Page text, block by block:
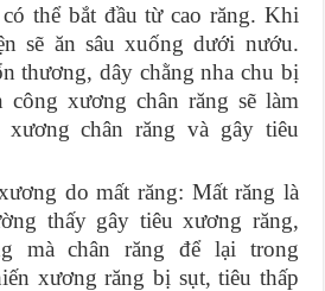
thể bắt đầu từ cao răng. Khi
sẽ ăn sâu xuống dưới nướu.
thương, dây chằng nha chu bị
xương chân răng sẽ làm
chân răng và gây tiêu
do mất răng: Mất răng là
thấy gây tiêu xương răng,
mà chân răng để lại trong
xương răng bị sụt, tiêu thấp